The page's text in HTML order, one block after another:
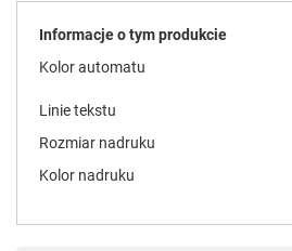
Informacje o tym produkcie
Kolor automatu
Linie tekstu
Rozmiar nadruku
Kolor nadruku